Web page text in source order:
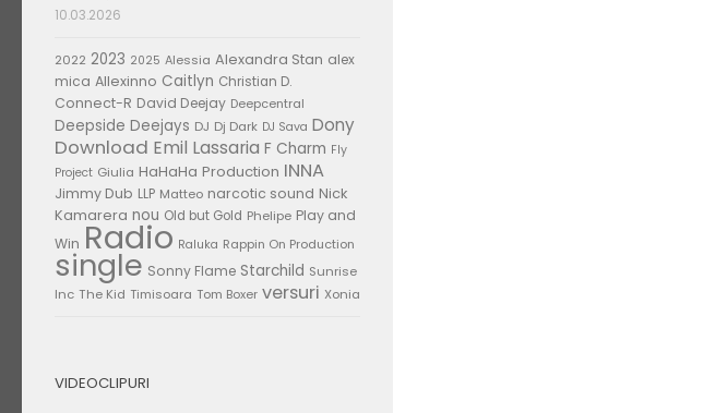
10.03.2026
2022 2023 2025 Alessia Alexandra Stan alex
mica Allexinno Caitlyn Christian D.
Connect-R David Deejay Deepcentral
Deepside Deejays DJ Dj Dark DJ Sava Dony
Download Emil Lassaria F Charm Fly
Project Giulia HaHaHa Production INNA
Jimmy Dub LLP Matteo narcotic sound Nick
Kamarera nou Old but Gold Phelipe Play and
Win Radio Raluka Rappin On Production
single Sonny Flame Starchild Sunrise
Inc The Kid Timisoara Tom Boxer versuri Xonia
VIDEOCLIPURI